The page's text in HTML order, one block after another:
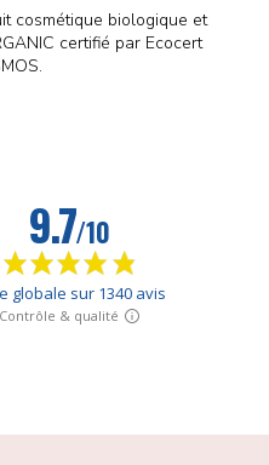
cosmétique biologique et
certifié par Ecocert